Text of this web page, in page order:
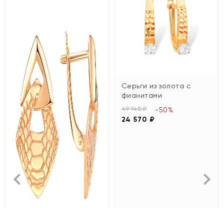
Серьги из золота с
фианитами
49 140 ₽
24 570 ₽
-50%